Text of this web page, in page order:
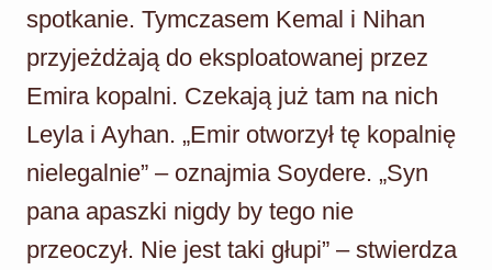
spotkanie. Tymczasem Kemal i Nihan
przyjeżdżają do eksploatowanej przez
Emira kopalni. Czekają już tam na nich
Leyla i Ayhan. „Emir otworzył tę kopalnię
nielegalnie” – oznajmia Soydere. „Syn
pana apaszki nigdy by tego nie
przeoczył. Nie jest taki głupi” – stwierdza